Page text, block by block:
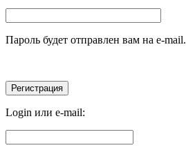
Пароль будет отправлен вам на e-mail.
Login или e-mail: